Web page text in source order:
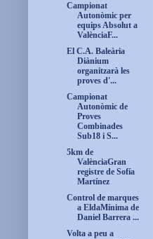
Campionat
Autonòmic per
equips Absolut a
ValènciaF...
El C.A. Baleària
Diànium
organitzarà les
proves d'...
Campionat
Autonòmic de
Proves
Combinades
Sub18 i S...
5km de
ValènciaGran
registre de Sofía
Martínez
Control de marques
a EldaMínima de
Daniel Barrera ...
Volta a peu a